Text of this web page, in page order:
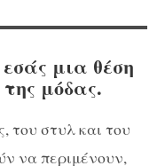
μια θέση
μόδας.
του στυλ και του
να περιμένουν,